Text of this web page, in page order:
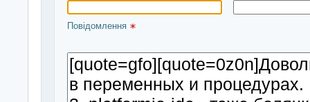
Повідомлення